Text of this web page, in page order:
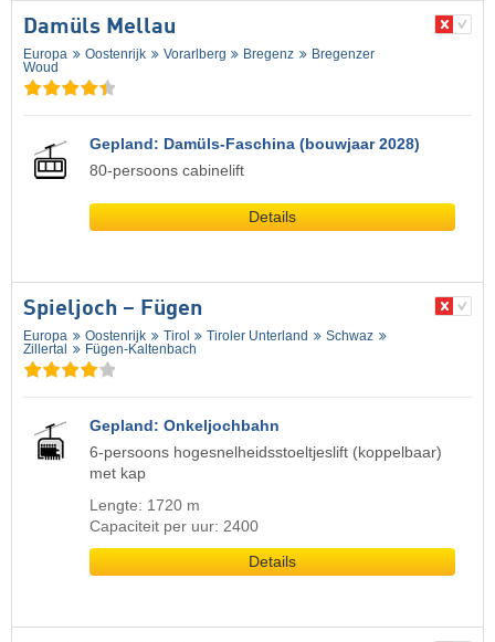
Damüls Mellau
Europa Oostenrijk Vorarlberg Bregenz
Bregenzer
Woud
Gepland: Damüls-Faschina (bouwjaar 2028)
80-persoons cabinelift
Details
Spieljoch – Fügen
Europa Oostenrijk Tirol Tiroler Unterland
Schwaz
Zillertal
Fügen-Kaltenbach
Gepland: Onkeljochbahn
6-persoons hogesnelheidsstoeltjeslift (koppelbaar)
met kap
Lengte: 1720 m
Capaciteit per uur: 2400
Details